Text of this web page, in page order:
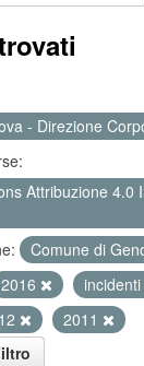
- Direzione
Attribuzione 4.0
Comune di
2016 incidenti
2011